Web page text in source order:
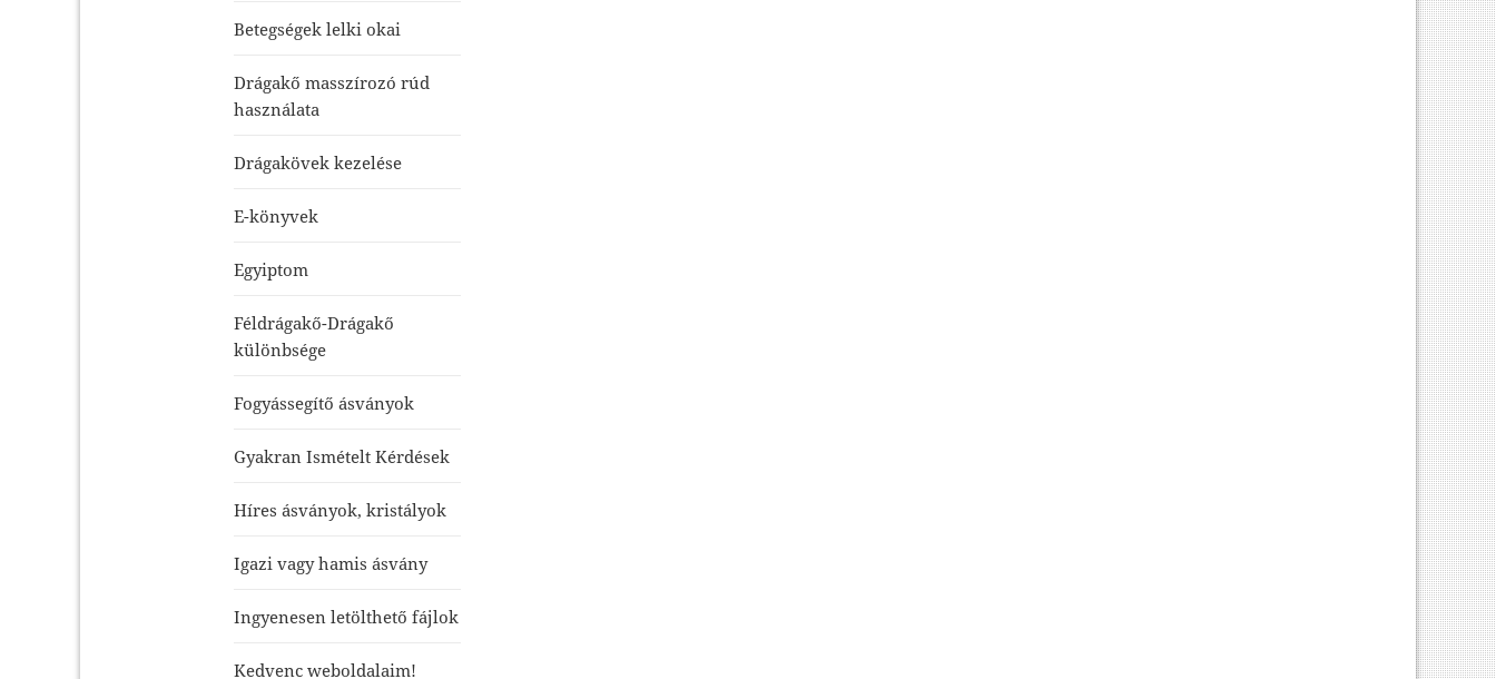
Betegségek lelki okai
Drágakő masszírozó rúd
használata
Drágakövek kezelése
E-könyvek
Egyiptom
Féldrágakő-Drágakő
különbsége
Fogyássegítő ásványok
Gyakran Ismételt Kérdések
Híres ásványok, kristályok
Igazi vagy hamis ásvány
Ingyenesen letölthető fájlok
Kedvenc weboldalaim!